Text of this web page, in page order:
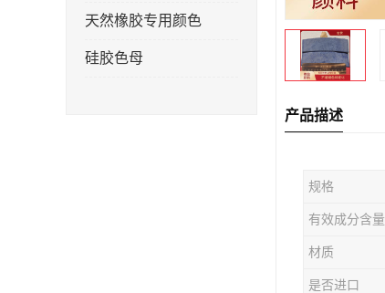
天然橡胶专用颜色
硅胶色母
产品描述
规格
有效成分含量
材质
是否进口